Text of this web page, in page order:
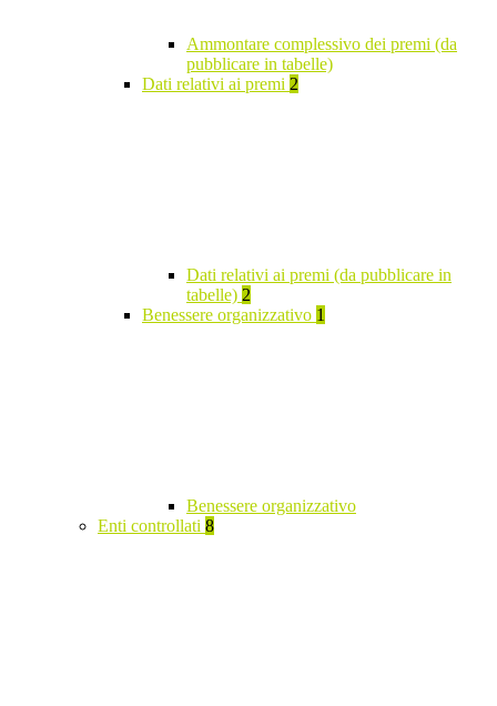
Ammontare complessivo dei premi (da
pubblicare in tabelle)
Dati relativi ai premi 2
Dati relativi ai premi (da pubblicare in
tabelle) 2
Benessere organizzativo 1
Benessere organizzativo
Enti controllati 8